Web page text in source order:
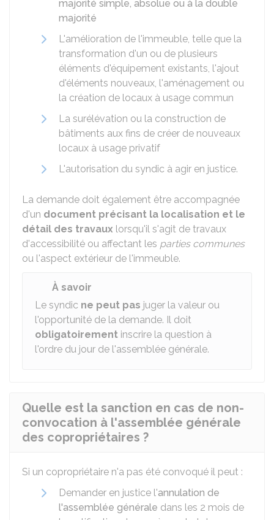
majorité simple, absolue ou à la double
majorité
L'amélioration de l'immeuble, telle que la
transformation d'un ou de plusieurs
éléments d'équipement existants, l'ajout
d'éléments nouveaux, l'aménagement ou
la création de locaux à usage commun
La surélévation ou la construction de
bâtiments aux fins de créer de nouveaux
locaux à usage privatif
L'autorisation du syndic à agir en justice.
La demande doit également être accompagnée
d'un document précisant la localisation et le
détail des travaux lorsqu'il s'agit de travaux
d'accessibilité ou affectant les parties communes
ou l'aspect extérieur de l'immeuble.
À savoir
Le syndic ne peut pas juger la valeur ou
l'opportunité de la demande. Il doit
obligatoirement inscrire la question à
l'ordre du jour de l'assemblée générale.
Quelle est la sanction en cas de non-
convocation à l'assemblée générale
des copropriétaires ?
Si un copropriétaire n'a pas été convoqué il peut :
Demander en justice l'annulation de
l'assemblée générale dans les 2 mois de